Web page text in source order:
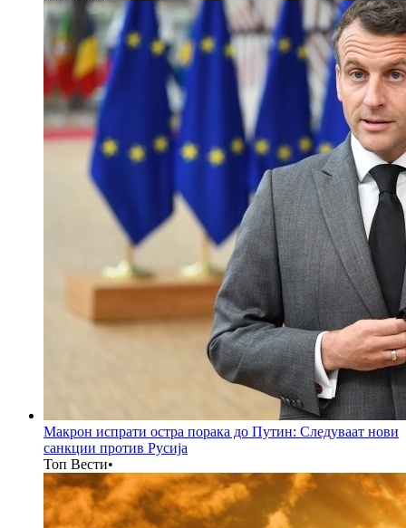
Макрон испрати остра порака до Путин: Следуваат нови
санкции против Русија
Топ Вести•